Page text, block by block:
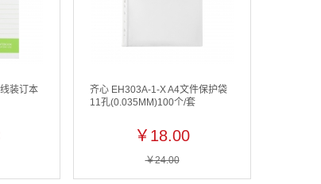
装订本
齐心 EH303A-1-X A4文件保护袋
11孔(0.035MM)100个/套
￥18.00
￥24.00